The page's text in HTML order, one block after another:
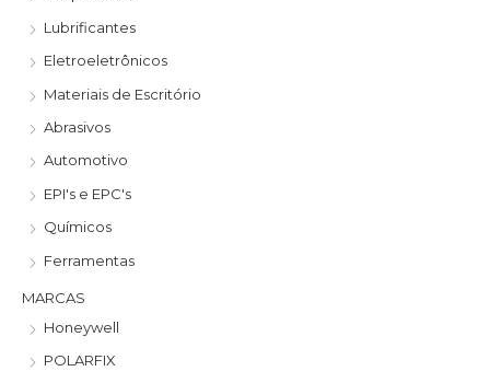
Lubrificantes
Eletroeletrônicos
Materiais de Escritório
Abrasivos
Automotivo
EPI's e EPC's
Químicos
Ferramentas
MARCAS
Honeywell
POLARFIX